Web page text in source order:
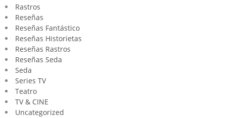
Rastros
Reseñas
Reseñas Fantástico
Reseñas Historietas
Reseñas Rastros
Reseñas Seda
Seda
Series TV
Teatro
TV & CINE
Uncategorized